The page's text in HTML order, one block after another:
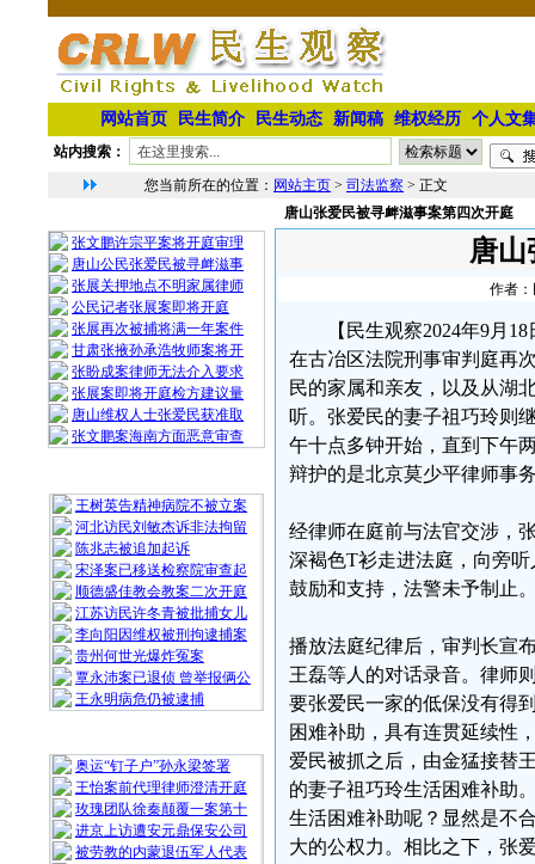
网站首页 民生简介 民生动态 新闻稿 维权经历 个人文
站内搜索：
您当前所在的位置： 网站主页 > 司法监察 > 正文
张文鹏许宗平案将开庭审理
唐山公民张爱民被寻衅滋事
张展关押地点不明家属律师
公民记者张展案即将开庭
张展再次被捕将满一年案件
甘肃张掖孙承浩牧师案将开
张盼成案律师无法介入要求
张展案即将开庭检方建议量
唐山维权人士张爱民获准取
张文鹏案海南方面恶意审查
王树英告精神病院不被立案
河北访民刘敏杰诉非法拘留
陈兆志被追加起诉
宋泽案已移送检察院审查起
顺德盛佳教会教案二次开庭
江苏访民许冬青被批捕女儿
李向阳因维权被刑拘逮捕案
贵州何世光爆炸冤案
覃永沛案已退侦 曾举报俩公
王永明病危仍被逮捕
奥运“钉子户”孙永梁签署
王怡案前代理律师澄清开庭
玫瑰团队徐秦颠覆一案第十
进京上访遭安元鼎保安公司
被劳教的内蒙退伍军人代表
唐山张爱民被寻衅滋事案第四次开庭
唐
作者：
【民生观察2024年9月
在古冶区法院刑事审判庭再
民的家属和亲友，以及从湖
听。张爱民的妻子祖巧玲则
午十点多钟开始，直到下午
辩护的是北京莫少平律师事
经律师在庭前与法官交涉，
深褐色T衫走进法庭，向旁
鼓励和支持，法警未予制止
播放法庭纪律后，审判长宣
王磊等人的对话录音。律师
要张爱民一家的低保没有得
困难补助，具有连贯延续性
爱民被抓之后，由金猛接替
的妻子祖巧玲生活困难补助
生活困难补助呢？显然是不
大的公权力。相比之下，张